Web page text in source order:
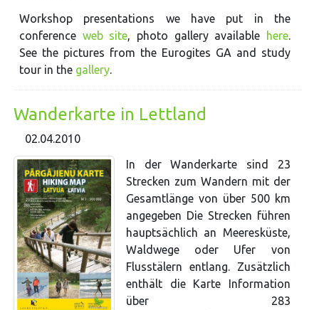
Workshop presentations we have put in the
conference web site, photo gallery available here.
See the pictures from the Eurogites GA and study
tour in the gallery.
Wanderkarte in Lettland
02.04.2010
In der Wanderkarte sind 23
Strecken zum Wandern mit der
Gesamtlänge von über 500 km
angegeben Die Strecken führen
hauptsächlich an Meeresküste,
Waldwege oder Ufer von
Flusstälern entlang. Zusätzlich
enthält die Karte Information
über 283